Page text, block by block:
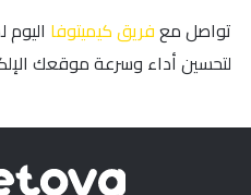
تواصل معفريق كيميتوفا
لتحسين أداء وسرعة موقعك